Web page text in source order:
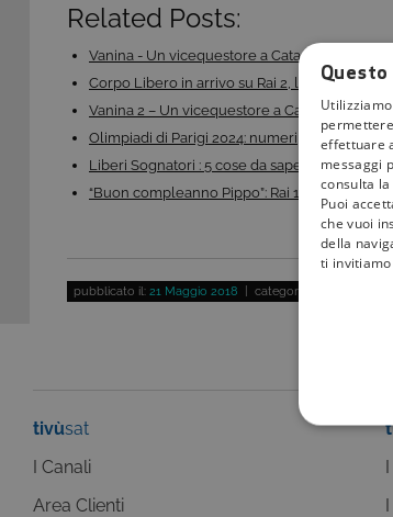
Related Posts:
Vanina - Un vicequestore a Catania: trama, cast
Corpo Libero in arrivo su Rai 2, la serie tv…
Vanina 2 – Un vicequestore a Catania: trama,
Olimpiadi di Parigi 2024: numeri, protagonisti e…
Liberi Sognatori : 5 cose da sapere sulla
“Buon compleanno Pippo”: Rai 1 celebra 60
pubblicato il: 21 Maggio 2018 | categoria:
tivùsat
I Canali
Area Clienti
effettuare
messaggi
consulta
Puoi
che vuoi
della
ti